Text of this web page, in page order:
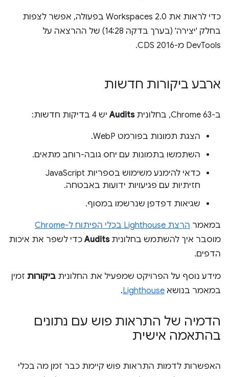
כדי לראות את Workspaces 2.0 בפעולה, אפשר לצפות
בחלק 'יצירה' (בערך בדקה 14:28) של ההרצאה על
DevTools מ-CDS 2016.
ארבע ביקורות חדשות
ב-Chrome 63, בחלונית Auditsיש 4 בדיקות חדשות:
הצגת תמונות בפורמט WebP.
השתמשו בתמונות עם יחס גובה-רוחב מתאים.
כדאי להימנע משימוש בספריות JavaScript
חזיתיות עם פגיעויות ידועות באבטחה.
שגיאות דפדפן שנרשמו במסוף.
במאמר הרצת Lighthouse בכלי הפיתוח ל-Chrome
מוסבר איך להשתמש בחלוניתAuditsכדי לשפר את איכות
הדפים.
מידע נוסף על הפרויקט שמפעיל את החלונית ביקורות זמין
במאמר בנושא Lighthouse
.
הדמיה של התראות פוש עם נתונים
בהתאמה אישית
האפשרות לדמות התראות פוש קיימת כבר זמן מה בכלי